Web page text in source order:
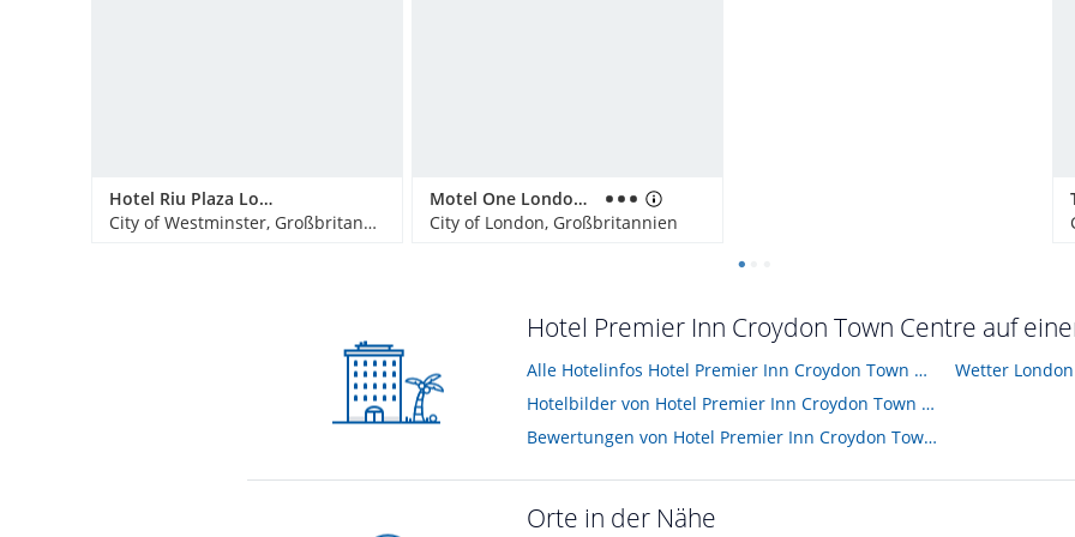
Hotel Riu Plaza London Victoria
City of Westminster, Großbritannien
Motel One London-Tower Hill
City of London, Großbritannien
Hotel Premier Inn Croydon Town Centre auf
Alle Hotelinfos Hotel Premier Inn Croydon Town Centre
Hotelbilder von Hotel Premier Inn Croydon Town Centre
Bewertungen von Hotel Premier Inn Croydon Town Centre
Wetter London
Orte in der Nähe